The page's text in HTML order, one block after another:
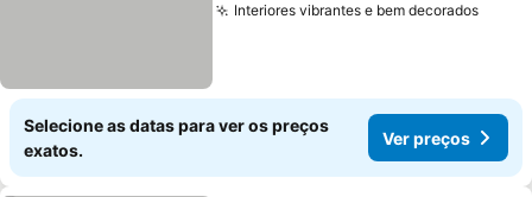
Interiores vibrantes e bem decoradosVer
Selecione as datas para ver os preços
exatos.
Ver preços